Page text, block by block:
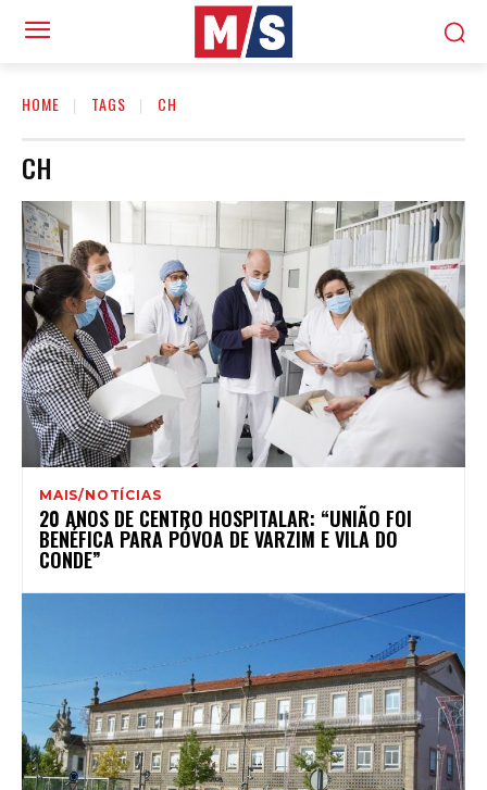
HOME TAGS CH
CH
MAIS/NOTÍCIAS
20 ANOS DE CENTRO HOSPITALAR: “UNIÃO FOI
BENÉFICA PARA PÓVOA DE VARZIM E VILA DO
CONDE”